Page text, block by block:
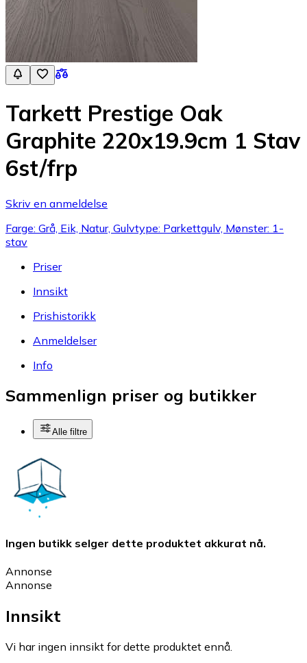
Tarkett Prestige Oak
Graphite 220x19.9cm 1 Stav
6st/frp
Skriv en anmeldelse
Farge: Grå, Eik, Natur, Gulvtype: Parkettgulv, Mønster: 1-
stav
Priser
Innsikt
Prishistorikk
Anmeldelser
Info
Sammenlign priser og butikker
Alle filtre
Ingen butikk selger dette produktet akkurat nå.
Annonse
Annonse
Innsikt
Vi har ingen innsikt for dette produktet ennå.